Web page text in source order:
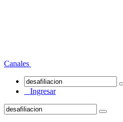
Canales
Ingresar